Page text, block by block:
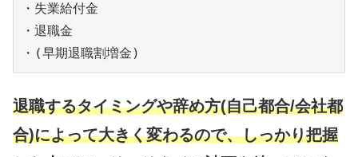
・失業給付金
・退職金
・(早期退職割増金)
退職するタイミングや辞め方(自己都合/会社都
合)によって大きく変わるので、しっかり把握